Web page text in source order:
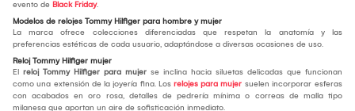
evento de Black Friday.
Modelos de relojes Tommy Hilfiger para hombre y mujer
La marca ofrece colecciones diferenciadas que respetan la anatomía y las
preferencias estéticas de cada usuario, adaptándose a diversas ocasiones de uso.
Reloj Tommy Hilfiger mujer
El reloj Tommy Hilfiger para mujer se inclina hacia siluetas delicadas que funcionan
como una extensión de la joyería fina. Los relojes para mujer suelen incorporar esferas
con acabados en oro rosa, detalles de pedrería mínima o correas de malla tipo
milanesa que aportan un aire de sofisticación inmediato.